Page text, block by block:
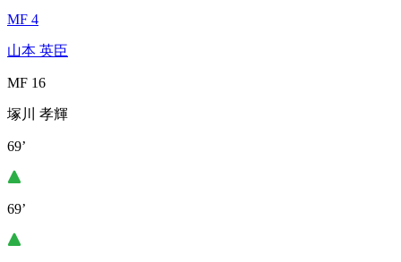
MF 4
山本 英臣
MF 16
塚川 孝輝
69’
69’